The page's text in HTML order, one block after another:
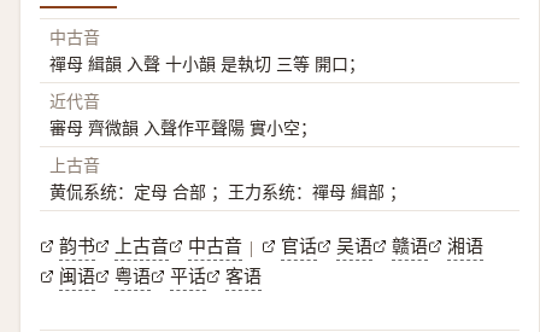
中古音
禪母 緝韻 入聲 十小韻 是執切 三等 開口；
近代音
審母 齊微韻 入聲作平聲陽 實小空；
上古音
黄侃系统：定母 合部 ；王力系统：禪母 緝部 ；
韵书 上古音 中古音 | 官话 吴语 赣语
湘语
闽语
粤语 平话 客语